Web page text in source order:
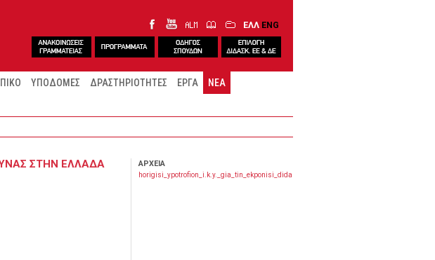
ΕΛΛ ENG
ΥΠΟΔΟΜΕΣ ΔΡΑΣΤΗΡΙΟΤΗΤΕΣ ΕΡΓΑ
ΝΕΑ
ΣΤΗΝ ΕΛΛΑΔΑ ΑΡΧΕΙΑ
horigisi_ypotrofion_i.k.y._gia_tin_ekponisi_didaktorikis_ereynas_stin_ellada.pdf